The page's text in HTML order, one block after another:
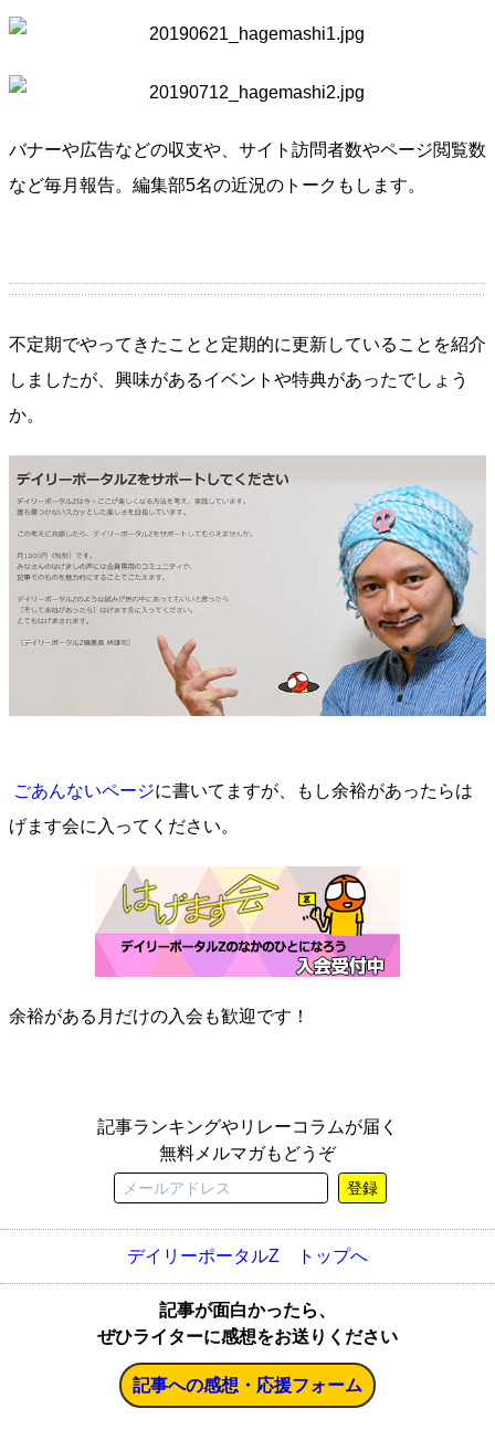
バナーや広告などの収支や、サイト訪問者数やページ閲覧数
など毎月報告。編集部5名の近況のトークもします。
不定期でやってきたことと定期的に更新していることを紹介
しましたが、興味があるイベントや特典があったでしょう
か。
ごあんないページに書いてますが、もし余裕があったらは
げます会に入ってください。
余裕がある月だけの入会も歓迎です！
記事ランキングやリレーコラムが届く
無料メルマガもどうぞ
登録
デイリーポータルZ トップへ
記事が面白かったら、
ぜひライターに感想をお送りください
記事への感想・応援フォーム